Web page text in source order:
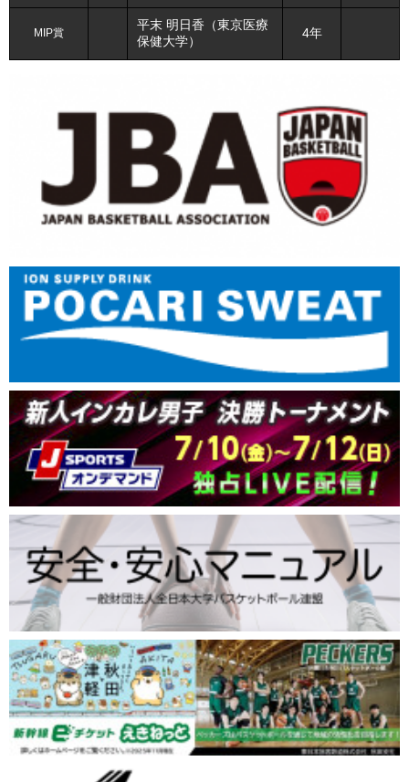
MIP賞
平末 明日香（東京医療
保健大学）
4年